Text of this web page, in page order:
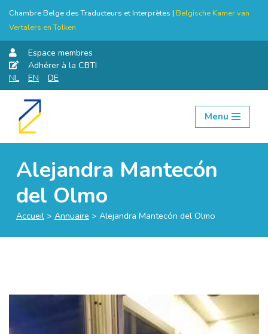
Chambre Belge des Traducteurs et Interprètes | Belgische Kamer van
Vertalers en Tolken
Espace membres
Adhérer à la CBTI
NL
EN DE
Aller
Menu
Alejandra Mantecón
del Olmo
Accueil > Annuaire > Alejandra Mantecón del Olmo